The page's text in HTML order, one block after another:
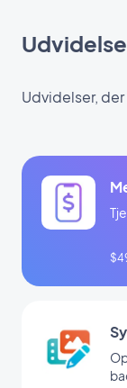
Udvidelser,